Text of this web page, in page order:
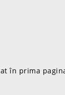
în prima